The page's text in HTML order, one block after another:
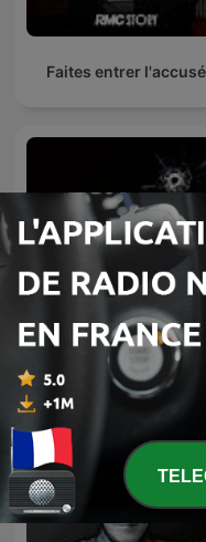
Faites entrer l'accusé
CRIMES • Histoires